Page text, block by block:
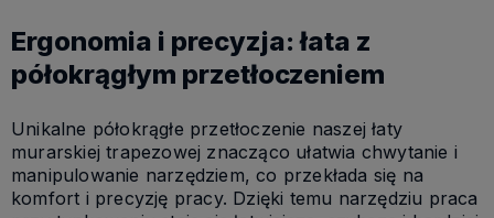
Ergonomia i precyzja: łata z
półokrągłym przetłoczeniem
Unikalne półokrągłe przetłoczenie naszej łaty
murarskiej trapezowej znacząco ułatwia chwytanie i
manipulowanie narzędziem, co przekłada się na
komfort i precyzję pracy. Dzięki temu narzędziu praca